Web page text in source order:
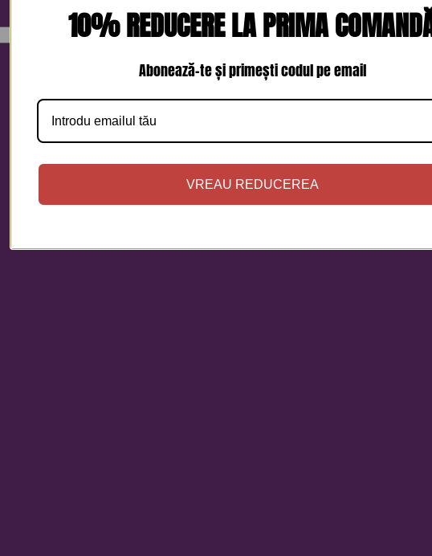
10% REDUCERE LA PRIMA
Abonează-te și primești codul pe email
VREAU REDUCEREA